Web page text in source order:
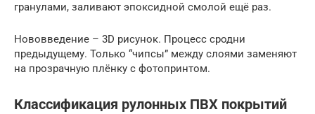
гранулами, заливают эпоксидной смолой ещё раз.
Нововведение – 3D рисунок. Процесс сродни
предыдущему. Только “чипсы” между слоями заменяют
на прозрачную плёнку с фотопринтом.
Классификация рулонных ПВХ покрытий